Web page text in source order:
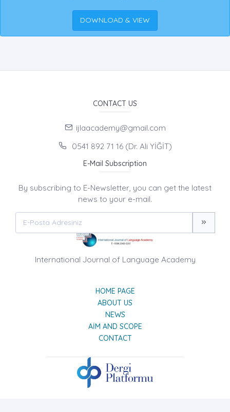
DOWNLOAD & VIEW
CONTACT US
ijlaacademy@gmail.com
0541 892 71 16 (Dr. Ali YİĞİT)
E-Mail Subscription
By subscribing to E-Newsletter, you can get the latest
news to your e-mail.
International Journal of Language Academy
HOME PAGE
ABOUT US
NEWS
AIM AND SCOPE
CONTACT